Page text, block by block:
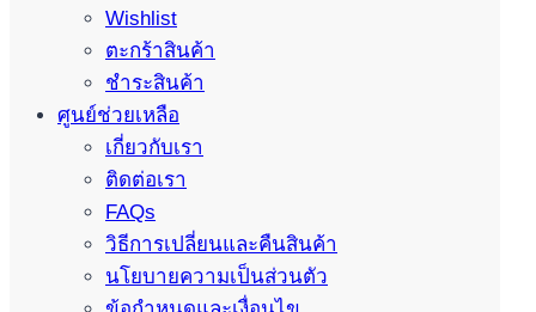
Wishlist
ตะกร้าสินค้า
ชำระสินค้า
ศูนย์ช่วยเหลือ
เกี่ยวกับเรา
ติดต่อเรา
FAQs
วิธีการเปลี่ยนและคืนสินค้า
นโยบายความเป็นส่วนตัว